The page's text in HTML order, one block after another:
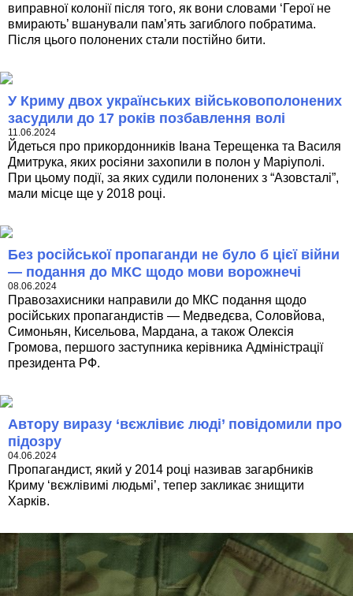
виправної колонії після того, як вони словами ‘Герої не
вмирають’ вшанували пам’ять загиблого побратима.
Після цього полонених стали постійно бити.
У Криму двох українських військовополонених
засудили до 17 років позбавлення волі
11.06.2024
Йдеться про прикордонників Івана Терещенка та Василя
Дмитрука, яких росіяни захопили в полон у Маріуполі.
При цьому події, за яких судили полонених з “Азовсталі”,
мали місце ще у 2018 році.
Без російської пропаганди не було б цієї війни
— подання до МКС щодо мови ворожнечі
08.06.2024
Правозахисники направили до МКС подання щодо
російських пропагандистів — Медведєва, Соловйова,
Симоньян, Кисельова, Мардана, а також Олексія
Громова, першого заступника керівника Адміністрації
президента РФ.
Автору виразу ‘вєжлівиє люді’ повідомили про
підозру
04.06.2024
Пропагандист, який у 2014 році називав загарбників
Криму ‘вєжлівимі людьмі’, тепер закликає знищити
Харків.